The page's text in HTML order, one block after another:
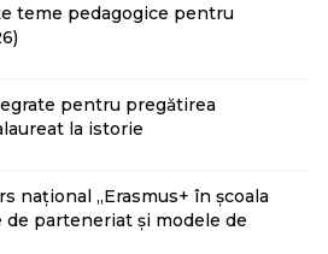
teme pedagogice pentru
pentru pregătirea
la istorie
național „Erasmus+ în școala
de parteneriat și modele de